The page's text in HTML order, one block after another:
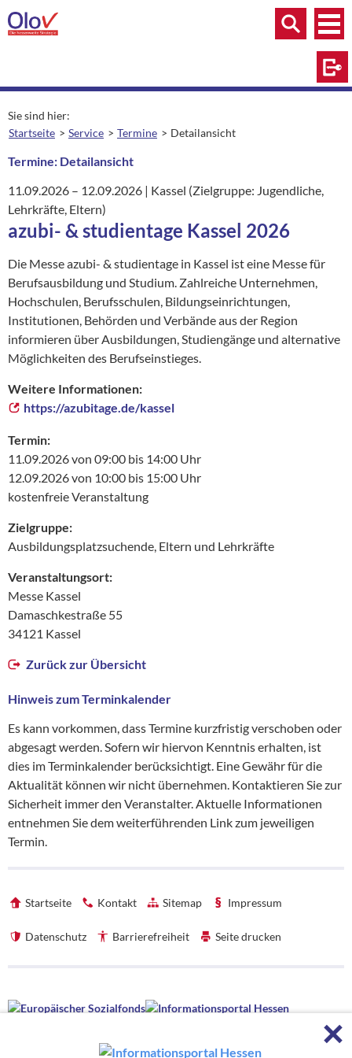
Zum Inhalt springen
Menü
Menü
Suche
Sie sind hier:
Startseite
Service Termine aktuelle Seite:
Detailansicht
Termine: Detailansicht
11.09.2026 – 12.09.2026 | Ort:
Kassel (Zielgruppe: Jugendliche,
Lehrkräfte, Eltern)
azubi- & studientage Kassel 2026
Die Messe azubi- & studientage in Kassel ist eine Messe für
Berufsausbildung und Studium. Zahlreiche Unternehmen,
Hochschulen, Berufsschulen, Bildungseinrichtungen,
Institutionen, Behörden und Verbände aus der Region
informieren über Ausbildungen, Studiengänge und alternative
Möglichkeiten des Berufseinstieges.
Weitere Informationen:
https://azubitage.de/kassel
Termin:
11.09.2026 von 09:00 bis 14:00 Uhr
12.09.2026 von 10:00 bis 15:00 Uhr
kostenfreie Veranstaltung
Zielgruppe:
Ausbildungsplatzsuchende, Eltern und Lehrkräfte
Veranstaltungsort:
Messe Kassel
Damaschkestraße 55
34121 Kassel
Zurück zur Übersicht
Hinweis zum Terminkalender
Es kann vorkommen, dass Termine kurzfristig verschoben oder
abgesagt werden. Sofern wir hiervon Kenntnis erhalten, ist
dies im Terminkalender berücksichtigt. Eine Gewähr für die
Aktualität können wir nicht übernehmen. Kontaktieren Sie zur
Sicherheit immer den Veranstalter. Aktuelle Informationen
entnehmen Sie dem weiterführenden Link zum jeweiligen
Termin.
Startseite Kontakt Sitemap Impressum
Datenschutz Barrierefreiheit Seite drucken
Die hessenweite Strategie OloV wird gefördert von der Europäischen